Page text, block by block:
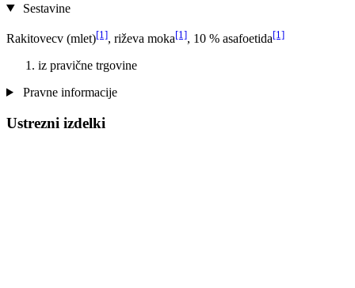
Sestavine
Rakitovecv (mlet)[1], riževa moka[1], 10 % asafoetida[1]
iz pravične trgovine
Pravne informacije
Ustrezni izdelki